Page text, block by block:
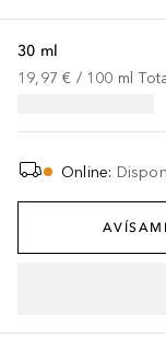
30 ml
19,97 € / 100 ml
Online: